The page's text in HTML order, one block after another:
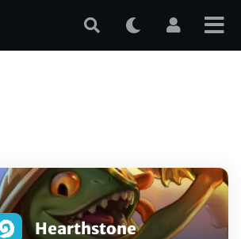
Hearthstone